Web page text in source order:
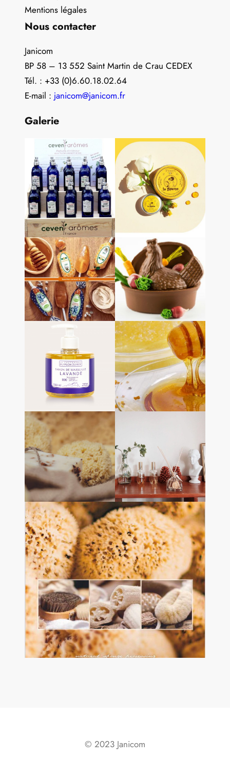
Mentions légales
Nous contacter
Janicom
BP 58 – 13 552 Saint Martin de Crau CEDEX
Tél. : +33 (0)6.60.18.02.64
E-mail : janicom@janicom.fr
Galerie
© 2023 Janicom